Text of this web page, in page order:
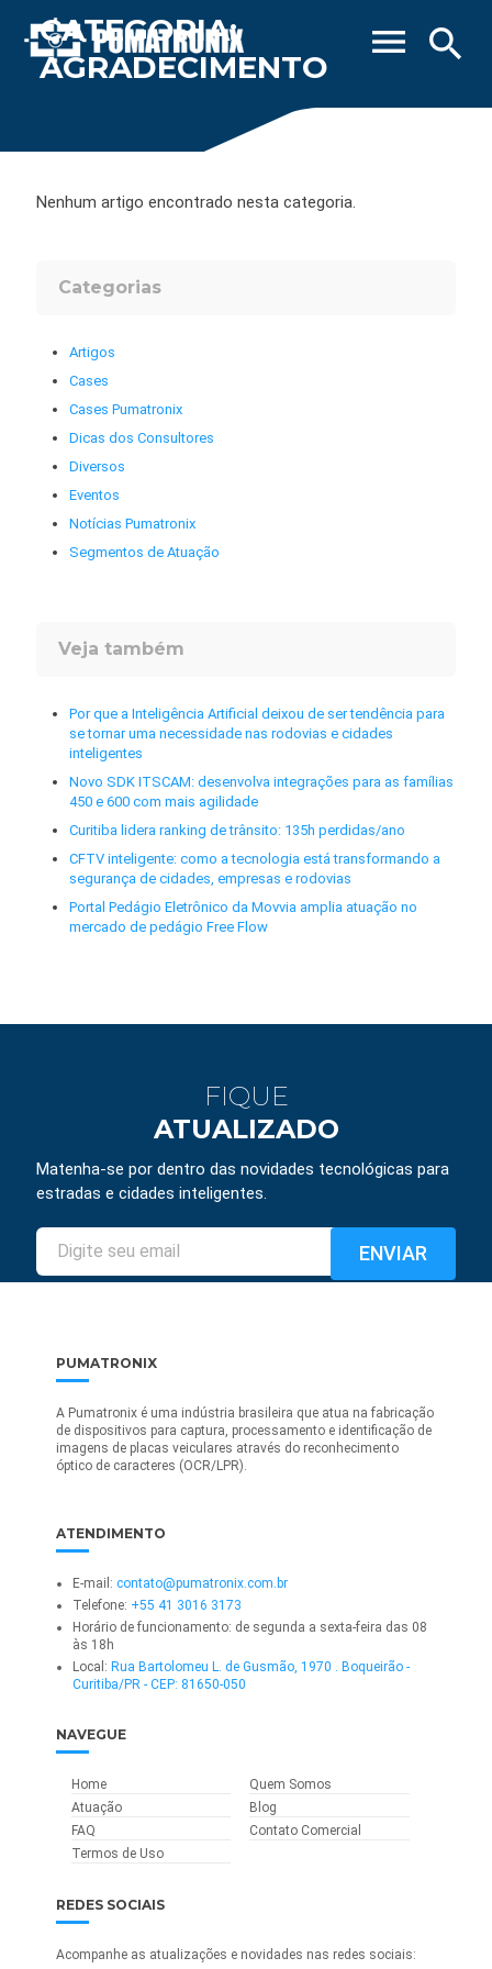
search
menu
CATEGORIA:
AGRADECIMENTO
Nenhum artigo encontrado nesta categoria.
Categorias
Artigos
Cases
Cases Pumatronix
Dicas dos Consultores
Diversos
Eventos
Notícias Pumatronix
Segmentos de Atuação
Veja também
Por que a Inteligência Artificial deixou de ser tendência para
se tornar uma necessidade nas rodovias e cidades
inteligentes
Novo SDK ITSCAM: desenvolva integrações para as famílias
450 e 600 com mais agilidade
Curitiba lidera ranking de trânsito: 135h perdidas/ano
CFTV inteligente: como a tecnologia está transformando a
segurança de cidades, empresas e rodovias
Portal Pedágio Eletrônico da Movvia amplia atuação no
mercado de pedágio Free Flow
FIQUE
ATUALIZADO
Matenha-se por dentro das novidades tecnológicas para
estradas e cidades inteligentes.
PUMATRONIX
A Pumatronix é uma indústria brasileira que atua na fabricação
de dispositivos para captura, processamento e identificação de
imagens de placas veiculares através do reconhecimento
óptico de caracteres (OCR/LPR).
ATENDIMENTO
E-mail: contato@pumatronix.com.br
Telefone: +55 41 3016 3173
Horário de funcionamento: de segunda a sexta-feira das 08
às 18h
Local: Rua Bartolomeu L. de Gusmão, 1970 . Boqueirão -
Curitiba/PR - CEP: 81650-050
NAVEGUE
Home
Quem Somos
Atuação
Blog
FAQ
Contato Comercial
Termos de Uso
REDES SOCIAIS
Acompanhe as atualizações e novidades nas redes sociais: